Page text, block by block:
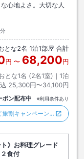
心地よさ。大切な人
とな2名 1泊1部屋 合計
円 〜 68,200円
とな1名 (2名1室)｜ 1泊
25,300円〜34,100円
ポン配布中 ※利用条件あり
旅割キャンペーン…
》お料理グレード
食付